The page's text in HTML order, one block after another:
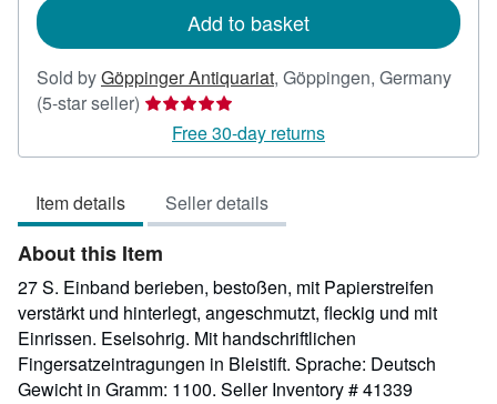
Add to basket
Sold byGöppinger Antiquariat, Göppingen, Germany
(5-star seller) Seller
rating
5
5
stars
Free 30-day returns
Item details Seller details
About this Item
27 S. Einband berieben, bestoßen, mit Papierstreifen
verstärkt und hinterlegt, angeschmutzt, fleckig und mit
Einrissen. Eselsohrig. Mit handschriftlichen
Fingersatzeintragungen in Bleistift. Sprache: Deutsch
Gewicht in Gramm: 1100. Seller Inventory # 41339